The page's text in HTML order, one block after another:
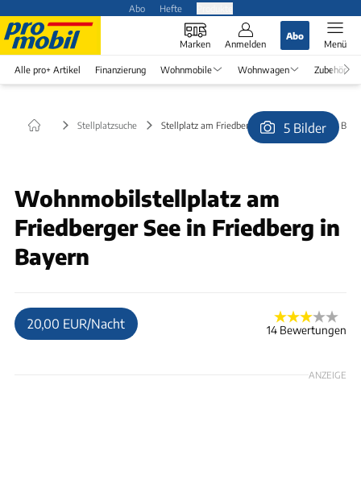
Abo Hefte
Marken Anmelden
Abo
Menü
Alle pro+ Artikel Finanzierung Wohnmobile Wohnwagen Zubehör
Stellplatzsuche Stellplatz am Friedberger See in Friedberg in
5 Bilder
Wohnmobilstellplatz am
Friedberger See in Friedberg in
Bayern
20,00 EUR/Nacht 14 Bewertungen
ANZEIGE